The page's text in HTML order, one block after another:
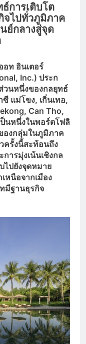
การเติบโต
จไปทั่วภูมิภาค
ย์กลางสู่จุด
อท อินเตอร์
Inc.) ประก
วนหนึ่งของกลยุทธ์
ซี แม่โขง, เกิ่นเทอ,
Can Tho,
ป็นหนึ่งในพอร์ตโฟลิ
องกลุ่มในภูมิภาค
ครั้งนี้สะท้อนถึง
ารมุ่งเน้นเชิงกล
ไปยังจุดหมาย
หนือจากเมือง
มีฐานธุรกิจ